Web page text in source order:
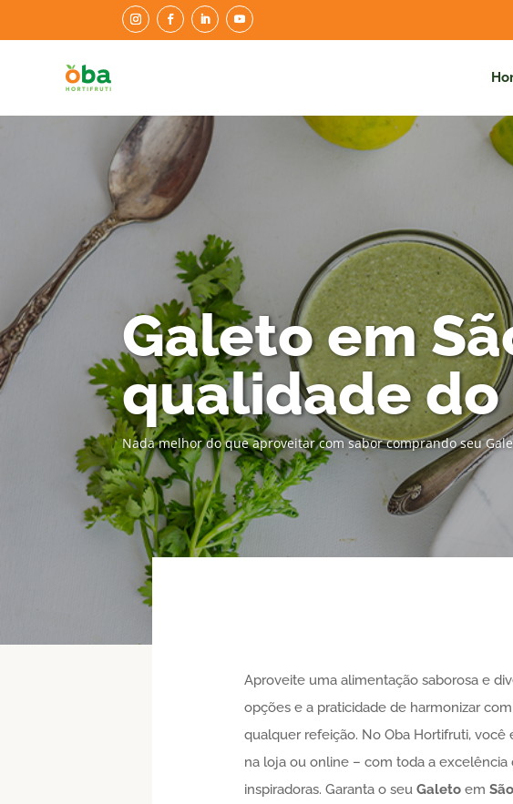
Galeto em
qualidade do
Nada melhor do que aproveitar com sabor comprando seu
Aproveite uma alimentação saborosa e
opções e a praticidade de harmonizar
qualquer refeição. No Oba Hortifruti, você
na loja ou online – com toda a
inspiradoras. Garanta o seu Galetoem